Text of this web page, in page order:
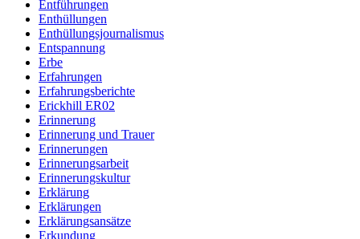
Entführungen
Enthüllungen
Enthüllungsjournalismus
Entspannung
Erbe
Erfahrungen
Erfahrungsberichte
Erickhill ER02
Erinnerung
Erinnerung und Trauer
Erinnerungen
Erinnerungsarbeit
Erinnerungskultur
Erklärung
Erklärungen
Erklärungsansätze
Erkundung